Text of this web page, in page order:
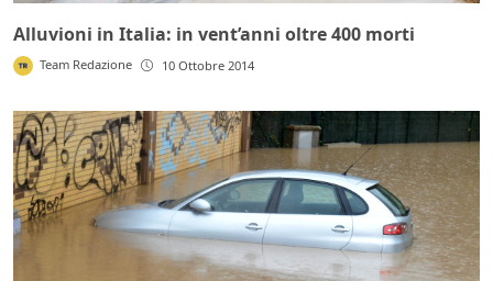
Alluvioni in Italia: in vent’anni oltre 400 morti
Team Redazione 10 Ottobre 2014